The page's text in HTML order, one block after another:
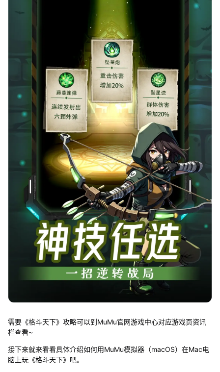
需要《格斗天下》攻略可以到MuMu官网游戏中心对应游戏页资讯
栏查看~
接下来就来看看具体介绍如何用MuMu模拟器（macOS）在Mac电
脑上玩《格斗天下》吧。